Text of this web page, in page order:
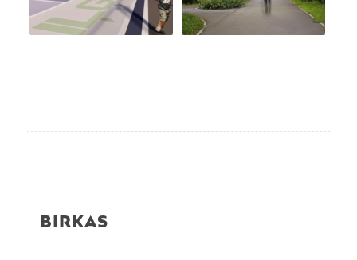
BIRKAS